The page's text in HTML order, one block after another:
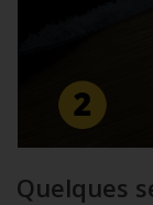
Quelques